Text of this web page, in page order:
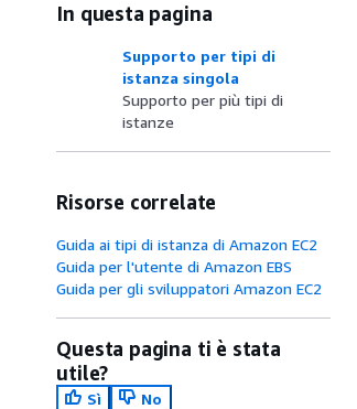
In questa pagina
Supporto per tipi di
istanza singola
Supporto per più tipi di
istanze
Risorse correlate
Guida ai tipi di istanza di Amazon EC2
Guida per l'utente di Amazon EBS
Guida per gli sviluppatori Amazon EC2
Questa pagina ti è stata
utile?
Sì
No